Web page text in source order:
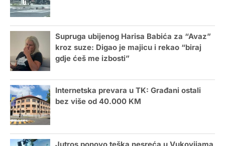
Supruga ubijenog Harisa Babića za “Avaz”
kroz suze: Digao je majicu i rekao “biraj
gdje ćeš me izbosti”
Internetska prevara u TK: Građani ostali
bez više od 40.000 KM